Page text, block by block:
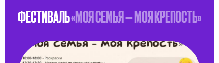
ФЕСТИВАЛЬ«МОЯ СЕМЬЯ — МОЯ КРЕПОСТЬ»